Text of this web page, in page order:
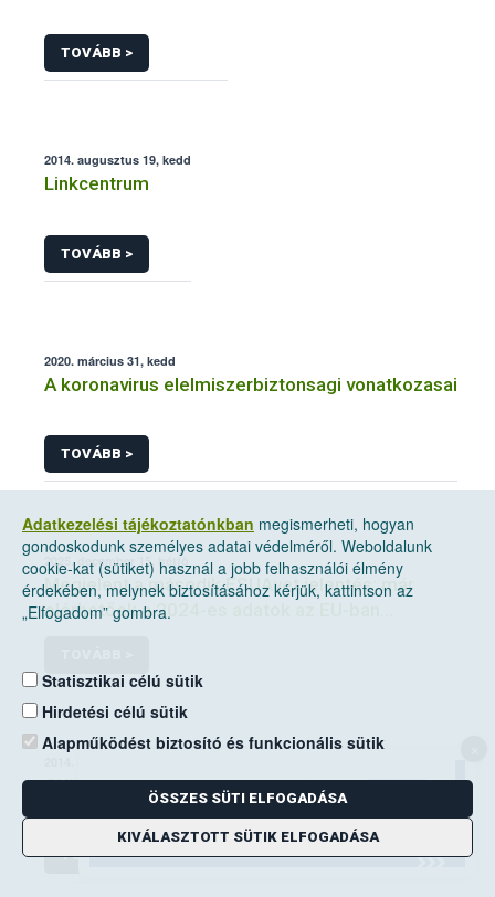
TOVÁBB >
2014. augusztus 19, kedd
Linkcentrum
TOVÁBB >
2020. március 31, kedd
A koronavirus elelmiszerbiztonsagi vonatkozasai
TOVÁBB >
2025. december 15, hétfő
Megjelent a második ESUAvet jelentés: már
elérhetőek a 2024-es adatok az EU-ban
GYIK_takarmány
TOVÁBB >
Adatkezelési tájékoztatónkban megismerheti, hogyan
gondoskodunk személyes adatai védelméről. Weboldalunk
cookie-kat (sütiket) használ a jobb felhasználói élmény
érdekében, melynek biztosításához kérjük, kattintson az
„Elfogadom” gombra.
Statisztikai célú sütik
Hirdetési célú sütik
Alapműködést biztosító és funkcionális sütik
ÖSSZES SÜTI ELFOGADÁSA
KIVÁLASZTOTT SÜTIK ELFOGADÁSA